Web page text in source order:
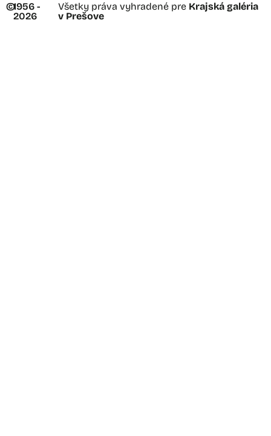
©1956 -
2026
Všetky práva vyhradené pre Krajská galéria
v Prešove